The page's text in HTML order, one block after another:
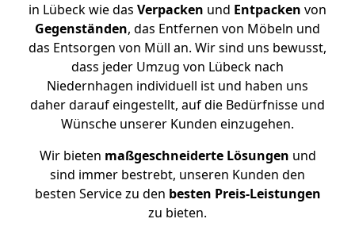
in Lübeck wie das Verpacken und Entpacken von
Gegenständen, das Entfernen von Möbeln und
das Entsorgen von Müll an. Wir sind uns bewusst,
dass jeder Umzug von Lübeck nach
Niedernhagen individuell ist und haben uns
daher darauf eingestellt, auf die Bedürfnisse und
Wünsche unserer Kunden einzugehen.
Wir bieten maßgeschneiderte Lösungen und
sind immer bestrebt, unseren Kunden den
besten Service zu den besten Preis-Leistungen
zu bieten.